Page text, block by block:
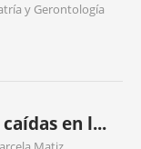
y Gerontología
en l...